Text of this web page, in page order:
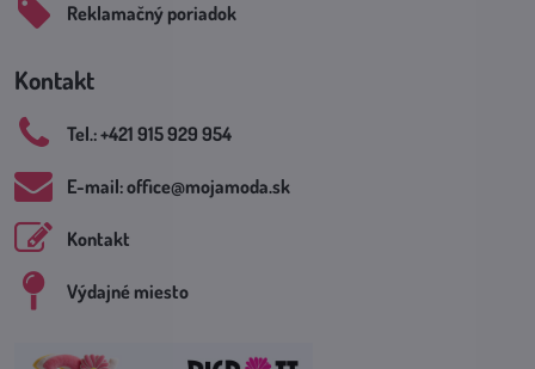
Reklamačný poriadok
Kontakt
Tel​.: +421 915 929 954
E-mail: office​@mojamoda​.sk
Kontakt
Výdajné miesto